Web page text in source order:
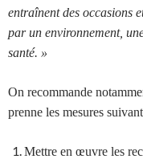
entraînent des occasions
par un environnement,
santé. »
On recommande
prenne les mesures
Mettre en œuvre les